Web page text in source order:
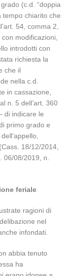
(c.d. “doppia
tempo chiarito che
54, comma 2,
modificazioni,
introdotti con
richiesta la
che il
nella c.d.
in cassazione,
n. 5 dell’art. 360
di indicare le
primo grado e
18/12/2014,
06/08/2019, n.
feriale
ragioni di
nel
infondati.
abbia tenuto
ha